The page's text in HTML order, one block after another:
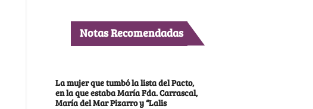
Notas Recomendadas
La mujer que tumbó la lista del Pacto,
en la que estaba María Fda. Carrascal,
María del Mar Pizarro y “Lalis